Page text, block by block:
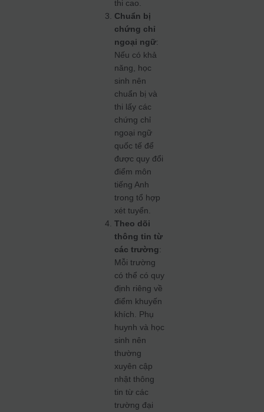
thi cao.
Chuẩn bị
chứng chỉ
ngoại ngữ:
Nếu có khả
năng, học
sinh nên
chuẩn bị và
thi lấy các
chứng chỉ
ngoại ngữ
quốc tế để
được quy đổi
điểm môn
tiếng Anh
trong tổ hợp
xét tuyển.
Theo dõi
thông tin từ
các trường:
Mỗi trường
có thể có quy
định riêng về
điểm khuyến
khích. Phụ
huynh và học
sinh nên
thường
xuyên cập
nhật thông
tin từ các
trường đại